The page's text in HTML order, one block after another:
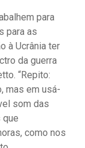
para
​​para as
à Ucrânia ter
da guerra
“Repito:
mas em usá-
som das
que
como nos